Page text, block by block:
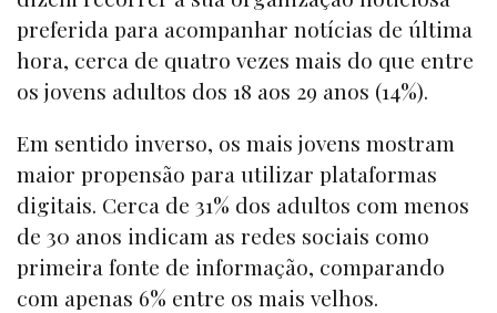
preferida para acompanhar notícias de última
hora, cerca de quatro vezes mais do que entre
os jovens adultos dos 18 aos 29 anos (14%).
Em sentido inverso, os mais jovens mostram
maior propensão para utilizar plataformas
digitais. Cerca de 31% dos adultos com menos
de 30 anos indicam as redes sociais como
primeira fonte de informação, comparando
com apenas 6% entre os mais velhos.